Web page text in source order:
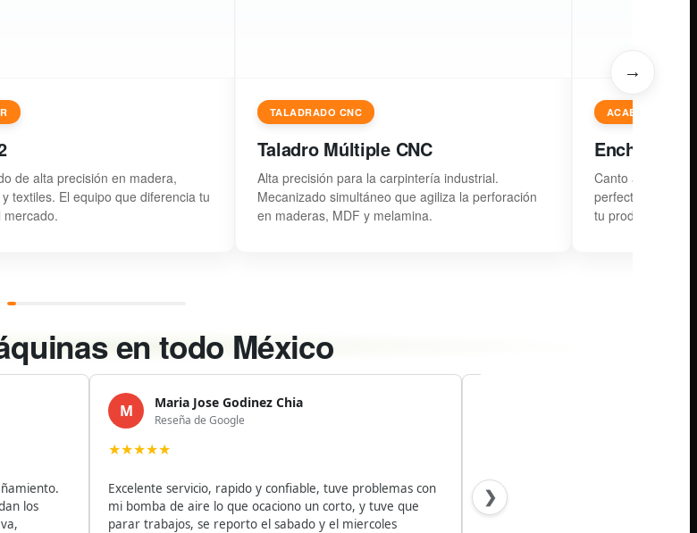
de alta precisión en madera,
textiles. El equipo que diferencia tu
mercado.
TALADRADO CNC
Taladro Múltiple CNC
Alta precisión para la carpintería industrial.
Mecanizado simultáneo que agiliza la perforación
en maderas, MDF y melamina.
ACABADO DE
Canto aplicado
perfectos. El
tu producto.
→
en todo México
Maria Jose Godinez Chia
Reseña de Google
★★★
Excelente servicio, rapido y confiable, tuve problemas con
mi bomba de aire lo que ocaciono un corto, y tuve que
parar trabajos, se reporto el sabado y el miercoles
Bien la maquina, tardo la llegada a
capacitación pero de ahi en fuera todo
❯